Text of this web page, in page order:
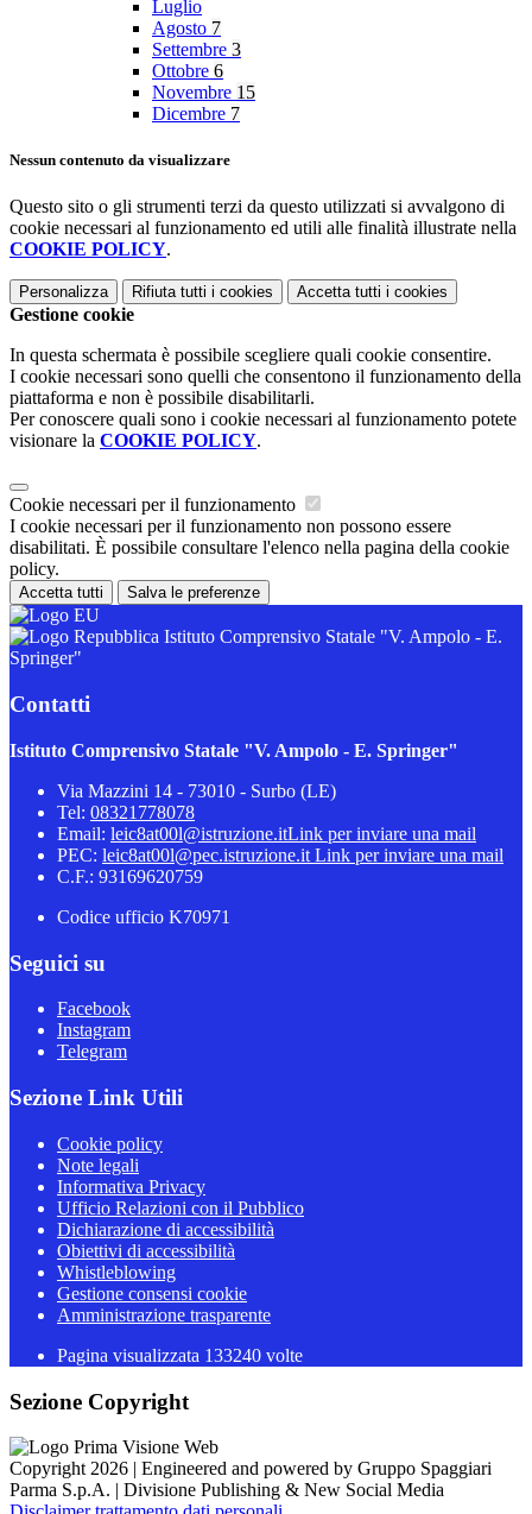
Luglio
Agosto 7
Settembre 3
Ottobre 6
Novembre 15
Dicembre 7
Nessun contenuto da visualizzare
Questo sito o gli strumenti terzi da questo utilizzati si avvalgono di
cookie necessari al funzionamento ed utili alle finalità illustrate nella
COOKIE POLICY.
Personalizza Rifiuta tutti i cookies Accetta tutti i cookies
Gestione cookie
In questa schermata è possibile scegliere quali cookie consentire.
I cookie necessari sono quelli che consentono il funzionamento della
piattaforma e non è possibile disabilitarli.
Per conoscere quali sono i cookie necessari al funzionamento potete
visionare la COOKIE POLICY.
Cookie necessari per il funzionamento
I cookie necessari per il funzionamento non possono essere
disabilitati. È possibile consultare l'elenco nella pagina della cookie
policy.
Accetta tutti Salva le preferenze
Istituto Comprensivo Statale "V. Ampolo - E.
Springer"
Contatti
Istituto Comprensivo Statale "V. Ampolo - E. Springer"
Via Mazzini 14 - 73010 - Surbo (LE)
Tel: 08321778078
Email: leic8at00l@istruzione.itLink per inviare una mail
PEC: leic8at00l@pec.istruzione.it Link per inviare una mail
C.F.: 93169620759
Codice ufficio K70971
Seguici su
Facebook
Instagram
Telegram
Sezione Link Utili
Cookie policy
Note legali
Informativa Privacy
Ufficio Relazioni con il Pubblico
Dichiarazione di accessibilità
Obiettivi di accessibilità
Whistleblowing
Gestione consensi cookie
Amministrazione trasparente
Pagina visualizzata 133240 volte
Sezione Copyright
Copyright 2026 | Engineered and powered by Gruppo Spaggiari
Parma S.p.A. | Divisione Publishing & New Social Media